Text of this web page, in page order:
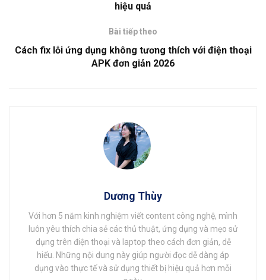
hiệu quả
Bài tiếp theo
Cách fix lỗi ứng dụng không tương thích với điện thoại
APK đơn giản 2026
Dương Thùy
Với hơn 5 năm kinh nghiệm viết content công nghệ, mình
luôn yêu thích chia sẻ các thủ thuật, ứng dụng và mẹo sử
dụng trên điện thoại và laptop theo cách đơn giản, dễ
hiểu. Những nội dung này giúp người đọc dễ dàng áp
dụng vào thực tế và sử dụng thiết bị hiệu quả hơn mỗi